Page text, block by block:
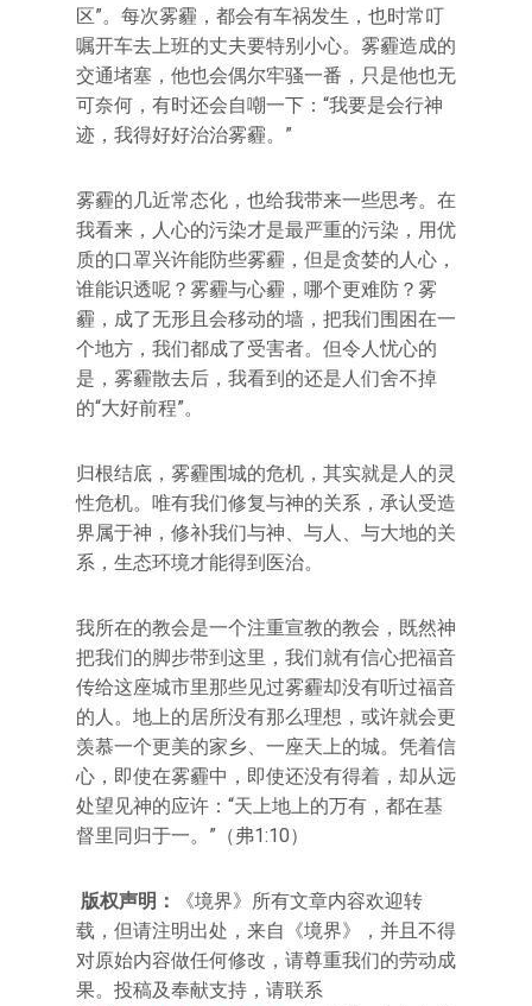
区”。每次雾霾，都会有车祸发生，也时常叮
嘱开车去上班的丈夫要特别小心。雾霾造成的
交通堵塞，他也会偶尔牢骚一番，只是他也无
可奈何，有时还会自嘲一下：“我要是会行神
迹，我得好好治治雾霾。”
雾霾的几近常态化，也给我带来一些思考。在
我看来，人心的污染才是最严重的污染，用优
质的口罩兴许能防些雾霾，但是贪婪的人心，
谁能识透呢？雾霾与心霾，哪个更难防？雾
霾，成了无形且会移动的墙，把我们围困在一
个地方，我们都成了受害者。但令人忧心的
是，雾霾散去后，我看到的还是人们舍不掉
的“大好前程”。
归根结底，雾霾围城的危机，其实就是人的灵
性危机。唯有我们修复与神的关系，承认受造
界属于神，修补我们与神、与人、与大地的关
系，生态环境才能得到医治。
我所在的教会是一个注重宣教的教会，既然神
把我们的脚步带到这里，我们就有信心把福音
传给这座城市里那些见过雾霾却没有听过福音
的人。地上的居所没有那么理想，或许就会更
羡慕一个更美的家乡、一座天上的城。凭着信
心，即使在雾霾中，即使还没有得着，却从远
处望见神的应许：“天上地上的万有，都在基
督里同归于一。”（弗1:10）
版权声明：
《境界》所有文章内容欢迎转
载，但请注明出处，来自《境界》，并且不得
对原始内容做任何修改，请尊重我们的劳动成
果。投稿及奉献支持，请联系